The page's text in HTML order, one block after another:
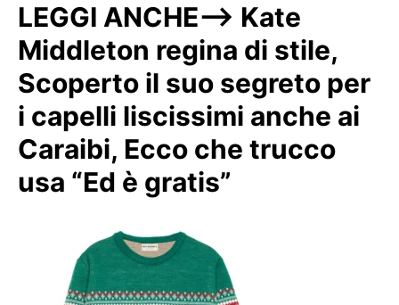
LEGGI ANCHE—> Kate
Middleton regina di stile,
Scoperto il suo segreto per
i capelli liscissimi anche ai
Caraibi, Ecco che trucco
usa “Ed è gratis”